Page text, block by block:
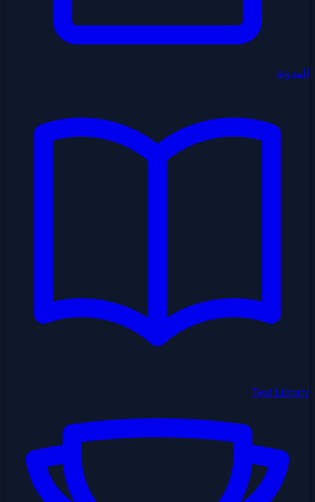
المدونة
Text Library